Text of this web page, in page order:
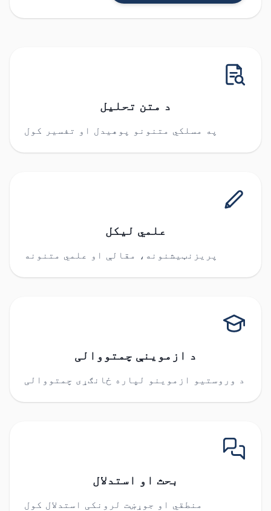
د متن تحلیل
په مسلکي متنونو پوهیدل او تفسیر کول
علمي لیکل
پریزنټیشنونه، مقالې او علمي متنونه
د ازموینې چمتووالی
د وروستیو ازموینو لپاره ځانګړی چمتووالی
بحث او استدلال
منطقي او جوړښت لرونکی استدلال کول